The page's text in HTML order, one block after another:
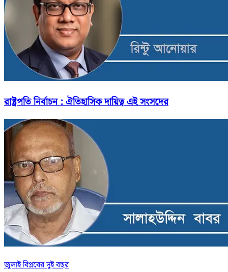
রাষ্ট্রপতি নির্বাচন : ঐতিহাসিক দায়িত্ব এই সংসদের
জুলাই বিপ্লবের দুই বছর